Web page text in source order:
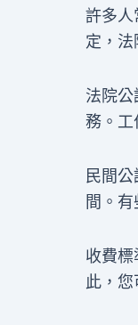
許多人
定，法
法院
務。工
民間
間。
收費
此，